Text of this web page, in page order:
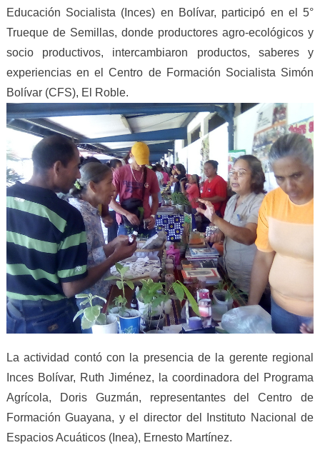
Educación Socialista (Inces) en Bolívar, participó en el 5°
Trueque de Semillas, donde productores agro-ecológicos y
socio productivos, intercambiaron productos, saberes y
experiencias en el Centro de Formación Socialista Simón
Bolívar (CFS), El Roble.
La actividad contó con la presencia de la gerente regional
Inces Bolívar, Ruth Jiménez, la coordinadora del Programa
Agrícola, Doris Guzmán, representantes del Centro de
Formación Guayana, y el director del Instituto Nacional de
Espacios Acuáticos (Inea), Ernesto Martínez.